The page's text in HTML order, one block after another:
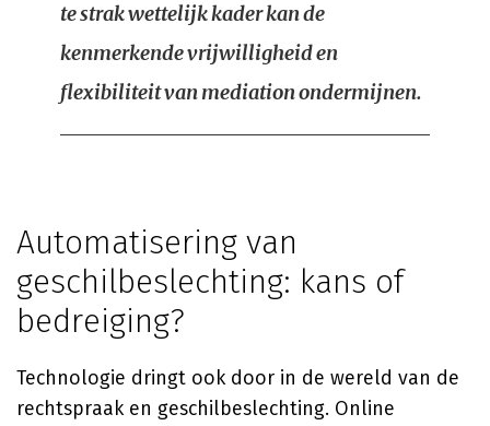
te strak wettelijk kader kan de
kenmerkende vrijwilligheid en
flexibiliteit van mediation ondermijnen.
Automatisering van
geschilbeslechting: kans of
bedreiging?
Technologie dringt ook door in de wereld van de
rechtspraak en geschilbeslechting. Online